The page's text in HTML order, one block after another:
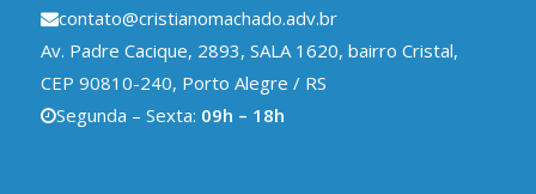
contato@cristianomachado.adv.br
Av. Padre Cacique, 2893, SALA 1620, bairro Cristal,
CEP 90810-240, Porto Alegre / RS
Segunda – Sexta: 09h – 18h